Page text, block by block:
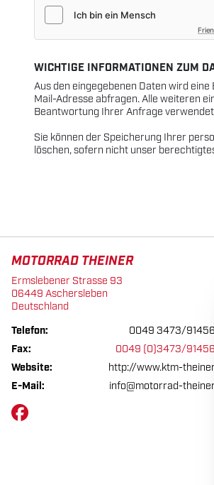
WICHTIGE INFORMATIONEN ZUM
Aus den eingegebenen Daten wird
Mail-Adresse abfragen. Alle weiteren
Beantwortung Ihrer Anfrage
Sie können der Speicherung Ihrer
löschen, sofern nicht unser
MOTORRAD THEINER
Ermslebener Strasse 93
06449 Aschersleben
Deutschland
Telefon:
0049 3473/
Fax:
0049 (0)3473/
Website:
http://www.ktm-
E-Mail:
info@motorrad-